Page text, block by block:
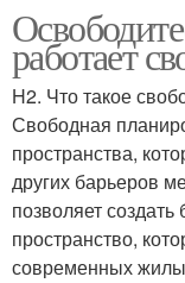
работает
H2. Что такое
Свободная
пространства,
других барьеров
позволяет
пространство,
современных